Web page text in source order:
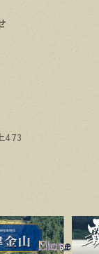
473
Menu
Close